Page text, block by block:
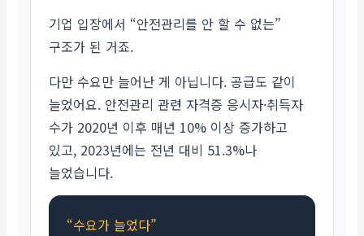
기업 입장에서 “안전관리를 안 할 수 없는”
구조가 된 거죠.
다만 수요만 늘어난 게 아닙니다. 공급도 같이
늘었어요. 안전관리 관련 자격증 응시자·취득자
수가 2020년 이후 매년 10% 이상 증가하고
있고, 2023년에는 전년 대비 51.3%나
늘었습니다.
“수요가 늘었다”